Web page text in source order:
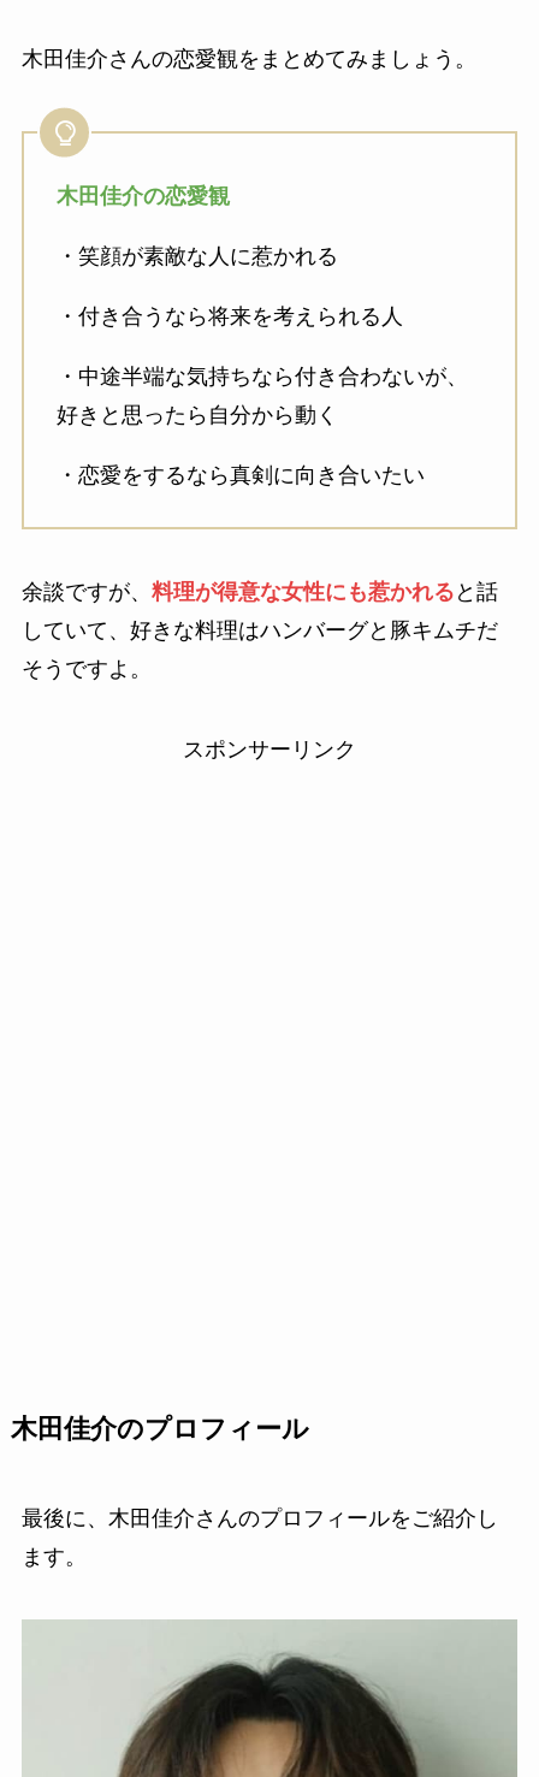
木田佳介さんの恋愛観をまとめてみましょう。
木田佳介の恋愛観
・笑顔が素敵な人に惹かれる
・付き合うなら将来を考えられる人
・中途半端な気持ちなら付き合わないが、
好きと思ったら自分から動く
・恋愛をするなら真剣に向き合いたい
余談ですが、 料理が得意な女性にも惹かれる と話
していて、好きな料理はハンバーグと豚キムチだ
そうですよ。
スポンサーリンク
木田佳介のプロフィール
最後に、木田佳介さんのプロフィールをご紹介し
ます。